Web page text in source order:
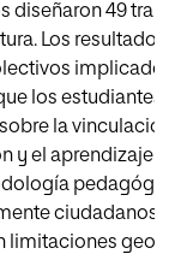
diseñaron 49
Los
los
la
y el aprendizaje.
ciudadanos
limitaciones